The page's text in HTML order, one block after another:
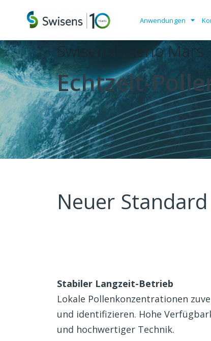
Anwendungen
SwisensPoleno Mars
Echtzeit-
Neuer
Stabiler Langzeit-Betrieb
Lokale Pollenkonzentrationen
und identifizieren. Hohe
und hochwertiger Technik.